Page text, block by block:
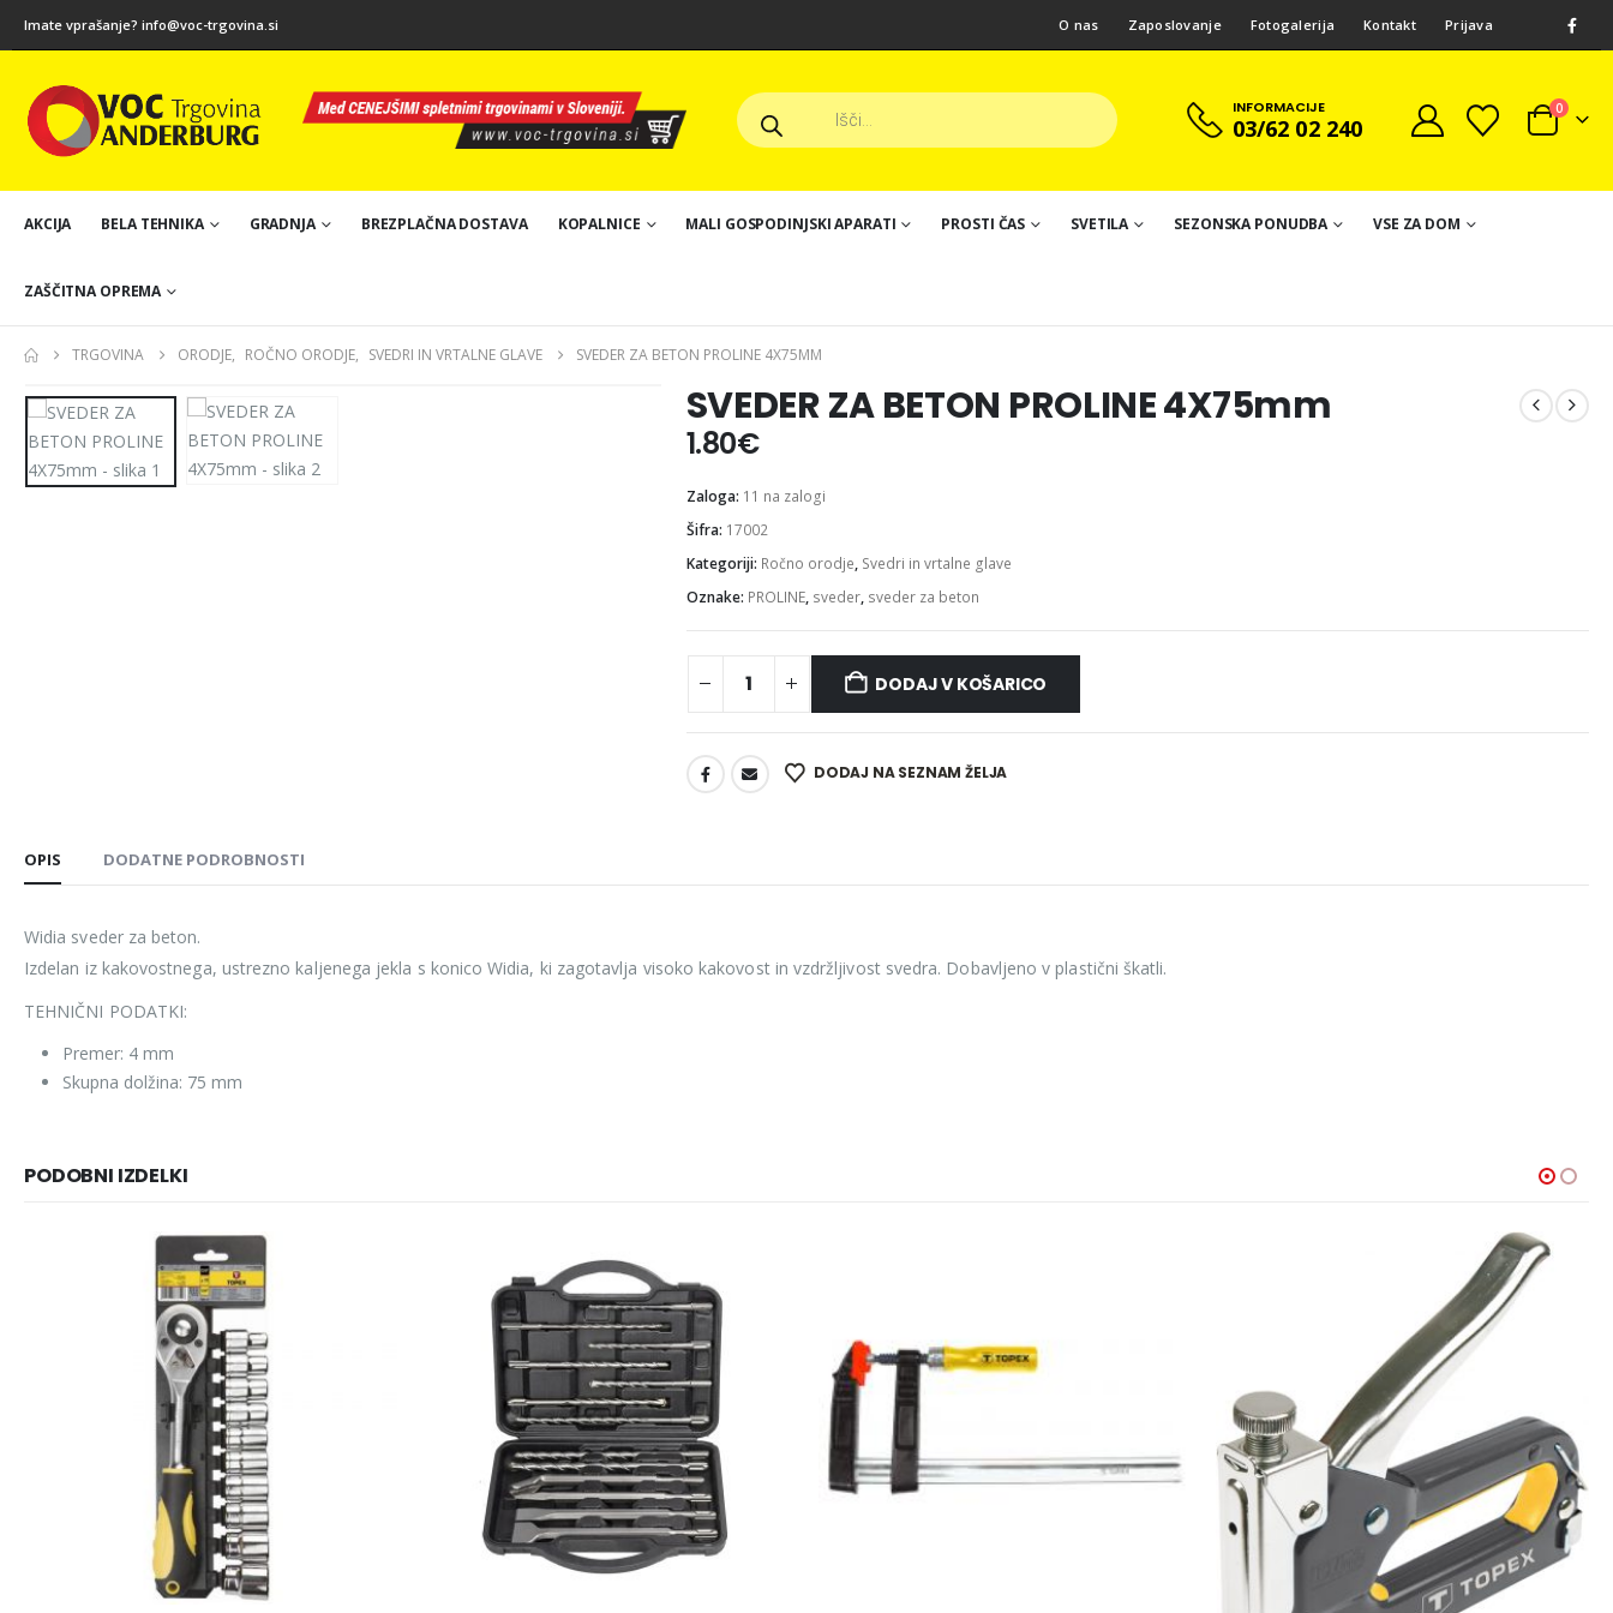
Imate vprašanje? info@voc-trgovina.si O nas Zaposlovanje Fotogalerija Kontakt Prijava
Products
search INFORMACIJE
03/62 02 240
0
AKCIJA BELA TEHNIKA GRADNJA BREZPLAČNA DOSTAVA KOPALNICE MALI GOSPODINJSKI APARATI PROSTI ČAS SVETILA SEZONSKA PONUDBA VSE ZA DOM
ZAŠČITNA OPREMA
TRGOVINA ORODJE, ROČNO ORODJE, SVEDRI IN VRTALNE GLAVE SVEDER ZA BETON PROLINE 4X75MM
SVEDER ZA BETON PROLINE 4X75mm
1.80€
Zaloga: 11 na zalogi
Šifra: 17002
Kategoriji: Ročno orodje, Svedri in vrtalne glave
Oznake: PROLINE, sveder, sveder za beton
DODAJ V KOŠARICO
DODAJ NA SEZNAM ŽELJA
OPIS DODATNE PODROBNOSTI
Widia sveder za beton.
Izdelan iz kakovostnega, ustrezno kaljenega jekla s konico Widia, ki zagotavlja visoko kakovost in vzdržljivost svedra. Dobavljeno v plastični škatli.
TEHNIČNI PODATKI:
Premer: 4 mm
Skupna dolžina: 75 mm
PODOBNI IZDELKI